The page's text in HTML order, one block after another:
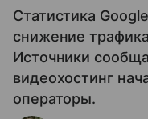
Статистика
снижение
Источники
видеохостинг
операторы.